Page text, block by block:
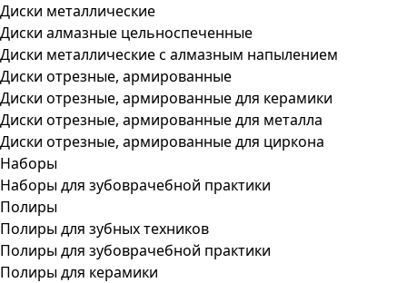
Диски металлические
Диски алмазные цельноспеченные
Диски металлические с алмазным напылением
Диски отрезные, армированные
Диски отрезные, армированные для керамики
Диски отрезные, армированные для металла
Диски отрезные, армированные для циркона
Наборы
Наборы для зубоврачебной практики
Полиры
Полиры для зубных техников
Полиры для зубоврачебной практики
Полиры для керамики